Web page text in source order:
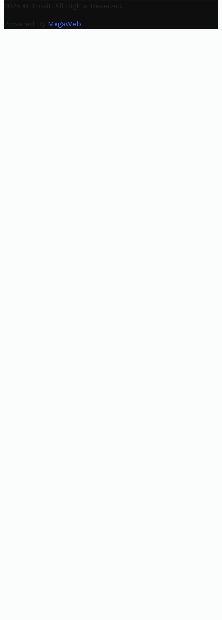
2025 © Trovit. All Rights Reserved.
Powered By MegaWeb